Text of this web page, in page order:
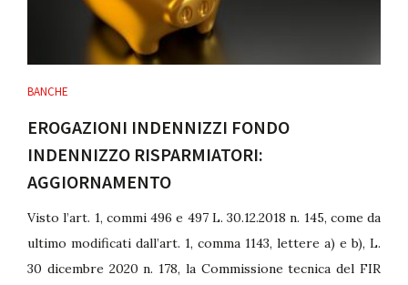
BANCHE
EROGAZIONI INDENNIZZI FONDO
INDENNIZZO RISPARMIATORI:
AGGIORNAMENTO
Visto l’art. 1, commi 496 e 497 L. 30.12.2018 n. 145, come da
ultimo modificati dall’art. 1, comma 1143, lettere a) e b), L.
30 dicembre 2020 n. 178, la Commissione tecnica del FIR